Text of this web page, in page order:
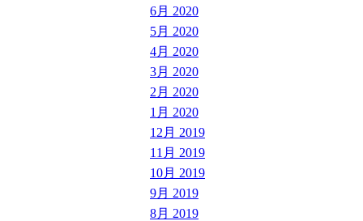
6月 2020
5月 2020
4月 2020
3月 2020
2月 2020
1月 2020
12月 2019
11月 2019
10月 2019
9月 2019
8月 2019